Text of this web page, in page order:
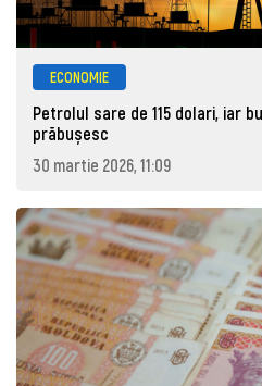
ECONOMIE
Petrolul sare de 115 dolari, iar
prăbușesc
30 martie 2026, 11:09